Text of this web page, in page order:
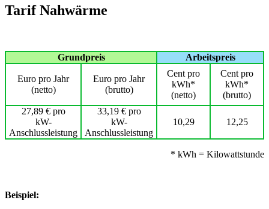
Tarif Nahwärme
Grundpreis Arbeitspreis
Euro pro Jahr
(netto)
Euro pro Jahr
(brutto)
Cent pro
kWh*
(netto)
Cent pro
kWh*
(brutto)
27,89 € pro
kW-
Anschlussleistung
33,19 € pro
kW-
Anschlussleistung
10,29 12,25
* kWh = Kilowattstunde
Beispiel: